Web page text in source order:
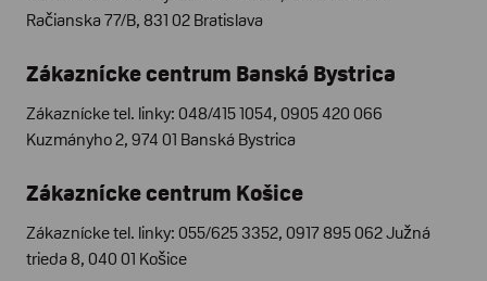
Račianska 77/B, 831 02 Bratislava
Zákaznícke centrum Banská Bystrica
Zákaznícke tel. linky: 048/415 1054, 0905 420 066
Kuzmányho 2, 974 01 Banská Bystrica
Zákaznícke centrum Košice
Zákaznícke tel. linky: 055/625 3352, 0917 895 062 Južná
trieda 8, 040 01 Košice